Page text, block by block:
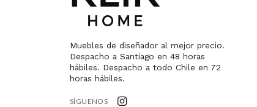
Muebles de diseñador al mejor precio.
Despacho a Santiago en 48 horas
hábiles. Despacho a todo Chile en 72
horas hábiles.
SÍGUENOS